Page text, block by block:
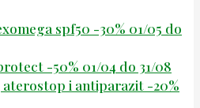
spf50 -30% 01/05 do
-50% 01/04 do 31/08
aterostop i antiparazit -20%